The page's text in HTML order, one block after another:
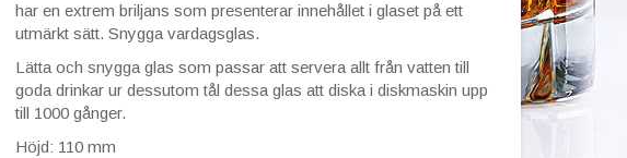
har en extrem briljans som presenterar innehållet i glaset på ett
utmärkt sätt. Snygga vardagsglas.
Lätta och snygga glas som passar att servera allt från vatten till
goda drinkar ur dessutom tål dessa glas att diska i diskmaskin upp
till 1000 gånger.
Höjd: 110 mm